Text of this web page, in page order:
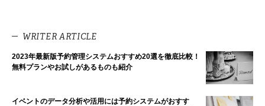
WRITER ARTICLE
2023年最新版予約管理システムおすすめ20選を徹底比較！
無料プランやお試しがあるものも紹介
イベントのデータ分析や活用には予約システムがおすす